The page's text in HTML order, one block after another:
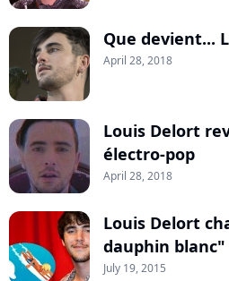
Que devient...
April 28, 2018
Louis Delort
électro-pop
April 28, 2018
Louis Delort
dauphin blanc"
July 19, 2015